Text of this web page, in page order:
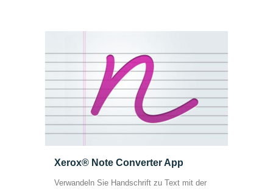
Xerox® Note Converter App
Verwandeln Sie Handschrift zu Text mit der